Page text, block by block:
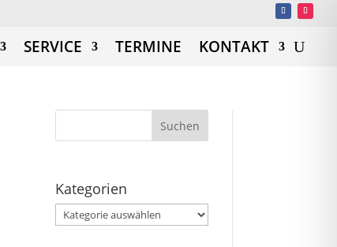
SERVICE TERMINE KONTAKT
Kategorien
Kategorien